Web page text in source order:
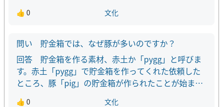
👍 0 文化
貯金箱では、なぜ豚が多いのですか？
貯金箱を作る素材、赤土か「pygg」と呼びま
す。赤土「pygg」で貯金箱を作ってくれた依頼した
ところ、豚「pig」の貯金箱が作られたことが始まり
👍 0 文化